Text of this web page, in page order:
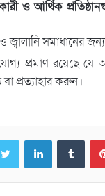
ও আর্থিক
সমাধানের
প্রমাণ রয়েছে
প্রত্যাহার করুন।